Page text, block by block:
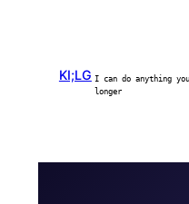
KI;LG I can do anything
longer